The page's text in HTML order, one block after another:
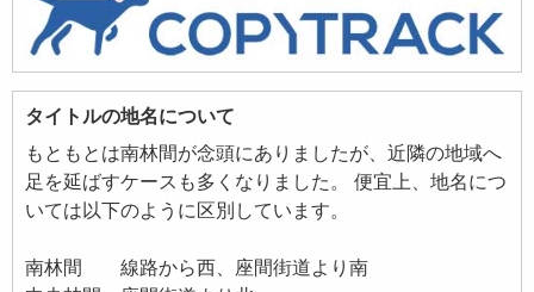
タイトルの地名について
もともとは南林間が念頭にありましたが、近隣の地域へ
足を延ばすケースも多くなりました。 便宜上、地名につ
いては以下のように区別しています。
南林間 線路から西、座間街道より南